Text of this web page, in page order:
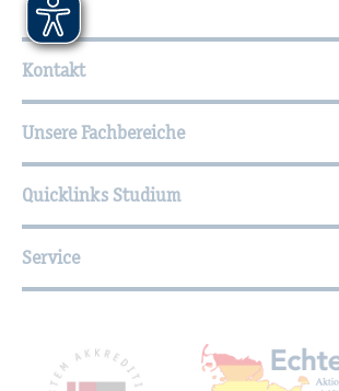
Wei­ter­füh­ren­de
Kontakt
Unsere Fachbereiche
Quicklinks Studium
Service
Mit­glied­schaf­ten,